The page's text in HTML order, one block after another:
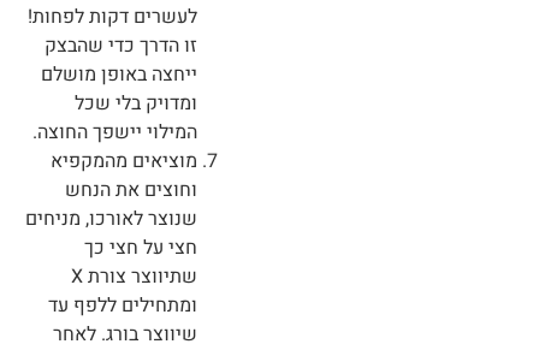
לעשרים דקות לפחות!
זו הדרך כדי שהבצק
ייחצה באופן מושלם
ומדויק בלי שכל
המילוי יישפך החוצה.
מוציאים מהמקפיא
וחוצים את הנחש
שנוצר לאורכו, מניחים
חצי על חצי כך
שתיווצר צורת X
ומתחילים ללפף עד
שיווצר בורג. לאחר